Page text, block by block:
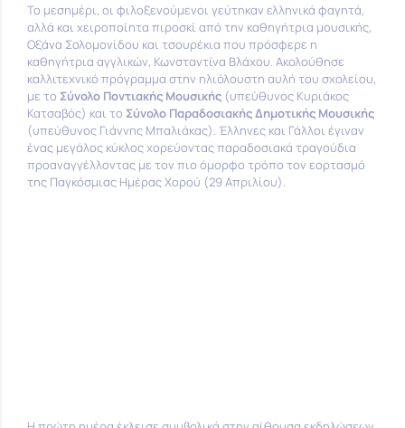
Το μεσημέρι, οι φιλοξενούμενοι γεύτηκαν ελληνικά φαγητά,
αλλά και χειροποίητα πιροσκί από την καθηγήτρια μουσικής,
Οξάνα Σολομονίδου και τσουρέκια που πρόσφερε η
καθηγήτρια αγγλικών, Κωνσταντίνα Βλάχου. Ακολούθησε
καλλιτεχνικό πρόγραμμα στην ηλιόλουστη αυλή του σχολείου,
με το Σύνολο Ποντιακής Μουσικής (υπεύθυνος Κυριάκος
Κατσαβός) και το Σύνολο Παραδοσιακής Δημοτικής Μουσικής
(υπεύθυνος Γιάννης Μπαλιάκας). Έλληνες και Γάλλοι έγιναν
ένας μεγάλος κύκλος χορεύοντας παραδοσιακά τραγούδια
προαναγγέλλοντας με τον πιο όμορφο τρόπο τον εορτασμό
της Παγκόσμιας Ημέρας Χορού (29 Απριλίου).